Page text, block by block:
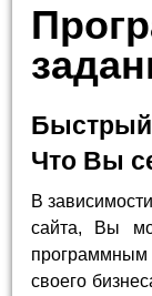
Быстрый
Что Вы
В
сайта, Вы
своего